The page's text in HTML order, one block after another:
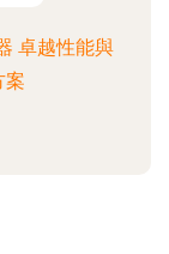
卓越性能與
案